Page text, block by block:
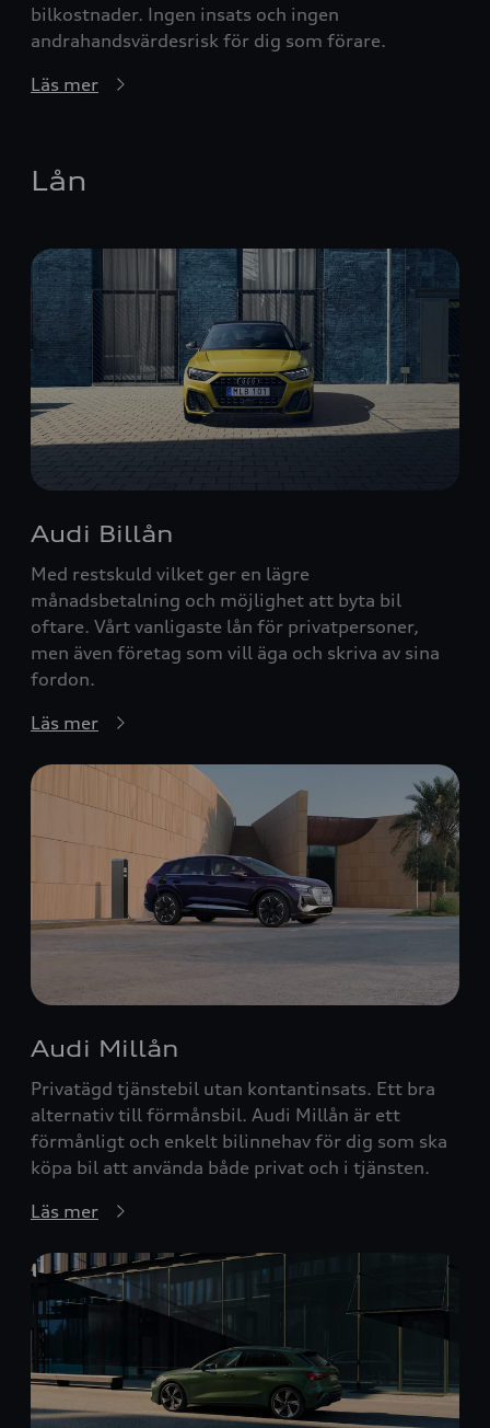
bilkostnader. Ingen insats och ingen
andrahandsvärdesrisk för dig som förare.
Läs mer
Lån
Audi Billån
Med restskuld vilket ger en lägre
månadsbetalning och möjlighet att byta bil
oftare. Vårt vanligaste lån för privatpersoner,
men även företag som vill äga och skriva av sina
fordon.
Läs mer
Audi Millån
Privatägd tjänstebil utan kontantinsats. Ett bra
alternativ till förmånsbil. Audi Millån är ett
förmånligt och enkelt bilinnehav för dig som ska
köpa bil att använda både privat och i tjänsten.
Läs mer